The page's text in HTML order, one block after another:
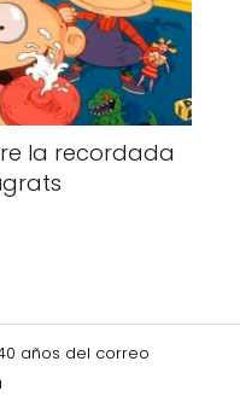
la recordada
años del correo